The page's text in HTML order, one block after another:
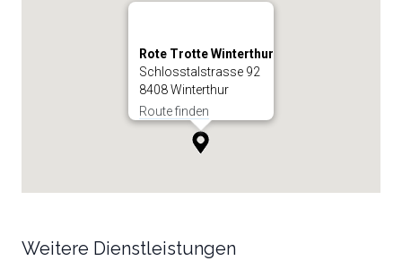
Rote Trotte Winterthur
Schlosstalstrasse 92
8408 Winterthur
Route finden
Weitere Dienstleistungen